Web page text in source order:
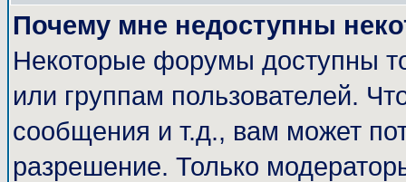
Почему мне недоступны
Некоторые форумы доступны
или группам пользователей.
сообщения и т.д., вам может
разрешение. Только